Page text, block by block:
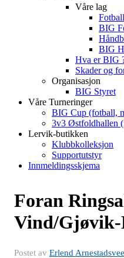
Våre lag
BIG
BIG
Hva er BIG
Skader og
Organisasjon
BIG Styret
Våre Turneringer
BIG Cup (fotball,
3v3 Østfoldhallen
Lervik-butikken
Klubbkolleksjon
Supportutstyr
Innmeldingsskjema
Foran
Vind/
Postet av Erlend